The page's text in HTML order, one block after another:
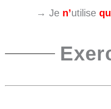
→ Je n’utilise